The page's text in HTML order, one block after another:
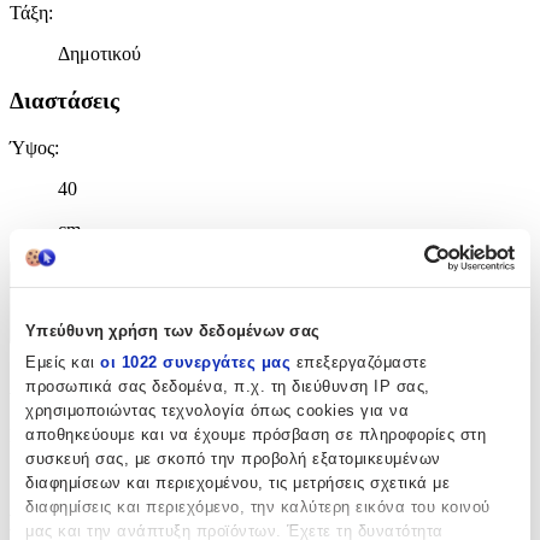
Υπεύθυνη χρήση των δεδομένων σας
Εμείς και οι 1022 συνεργάτες μας επεξεργαζόμαστε
προσωπικά σας δεδομένα, π.χ. τη διεύθυνση IP σας,
χρησιμοποιώντας τεχνολογία όπως cookies για να
αποθηκεύουμε και να έχουμε πρόσβαση σε πληροφορίες στη
συσκευή σας, με σκοπό την προβολή εξατομικευμένων
διαφημίσεων και περιεχομένου, τις μετρήσεις σχετικά με
διαφημίσεις και περιεχόμενο, την καλύτερη εικόνα του κοινού
μας και την ανάπτυξη προϊόντων. Έχετε τη δυνατότητα
Τάξη:
Δημοτικού
Διαστάσεις
Ύψος:
40
cm
Χαρακτηριστικά
+
Χαρακτηριστικά
Κατασκευαστής:
Bagtrotter
Βασικά Χαρακτηριστικά